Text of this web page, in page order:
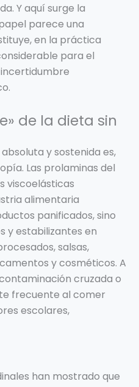
Y aquí surge la
parece una
en la práctica
para el
de la dieta sin
y sostenida es,
Las prolaminas del
viscoelásticas
alimentaria
panificados, sino
y estabilizantes en
salsas,
y cosméticos. A
cruzada o
frecuente al comer
escolares,
han mostrado que